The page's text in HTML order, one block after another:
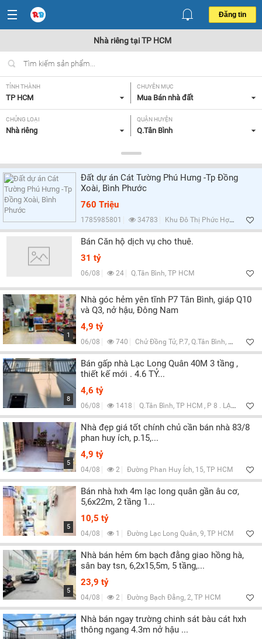
Đăng tin
Nhà riêng tại TP HCM
TỈNH THÀNH
TP HCM
CHUYÊN MỤC
Mua Bán nhà đất
CHỦNG LOẠI
Nhà riêng
QUẬN HUYỆN
Q.Tân Bình
Tất cả
MỨC GIÁ
Tất cả
HƯỚNG
Tất cả
MẶT TIỀN
Có sổ đỏ/ hồng,
Đất dự án Cát Tường Phú Hưng -Tp Đồng
Xoài, Bình Phước
760 Triệu
1785985801 34783 Khu Đô Thị Phức Hợp Cát Tường Phú Hưng, Bình Phước
Bán Căn hộ dịch vụ cho thuê.
31 tỷ
06/08 24 Q.Tân Bình, TP HCM
1
Nhà góc hẻm yên tĩnh P7 Tân Bình, giáp Q10
và Q3, nở hậu, Đông Nam
4,9 tỷ
06/08 740 Chử Đồng Tử, P.7, Q.Tân Bình, TP HCM
8
Bán gấp nhà Lạc Long Quân 40M 3 tầng ,
thiết kế mới . 4.6 TỶ...
4,6 tỷ
06/08 1418 Q.Tân Bình, TP HCM , P 8 . LẠC LONG QUÂN
5
Nhà đẹp giá tốt chính chủ cần bán nhà 83/8
phan huy ích, p.15,...
4,9 tỷ
04/08 2 Đường Phan Huy Ích, 15, TP HCM
5
Bán nhà hxh 4m lạc long quân gần âu cơ,
5,6x22m, 2 tầng 1...
10,5 tỷ
04/08 1 Đường Lạc Long Quân, 9, TP HCM
5
Nhà bán hẻm 6m bạch đằng giao hồng hà,
sân bay tsn, 6,2x15,5m, 5 tầng,...
23,9 tỷ
04/08 2 Đường Bạch Đằng, 2, TP HCM
Nhà bán ngay trường chinh sát bàu cát hxh
thông ngang 4.3m nở hậu ...